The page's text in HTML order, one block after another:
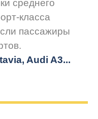
среднего
класса
пассажиры
Audi A3...